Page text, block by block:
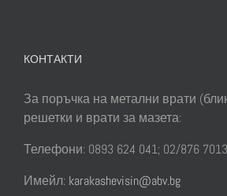
КОНТАКТИ
За поръчка на метални врати
решетки и врати за мазета:
Телефони: 0893 624 041; 02/876 7013
Имейл: karakashevisin@abv.bg